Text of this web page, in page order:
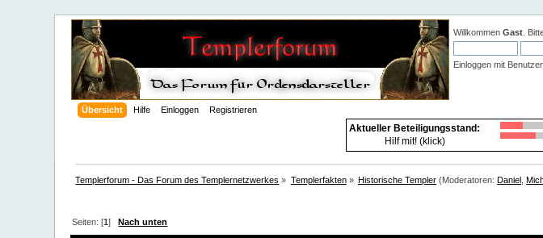
WillkommenGast .
Einloggen mit
Übersicht Hilfe Einloggen Registrieren
Aktueller Beteiligungsstand:
Hilf mit! (klick)
Templerforum - Das Forum des Templernetzwerkes » Templerfakten» Historische Templer (Moderatoren: Daniel
Seiten: [1]Nach unten